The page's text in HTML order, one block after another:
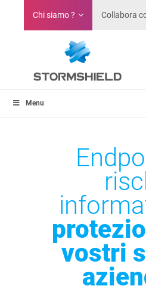
Chi siamo ? Collabora
Menu
vostri